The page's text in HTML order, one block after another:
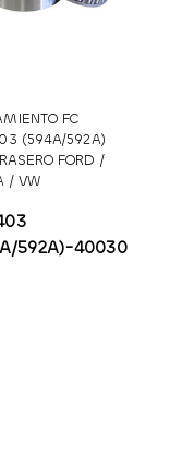
FC
(594A/592A)
FORD /
/ VW
592A)-40030